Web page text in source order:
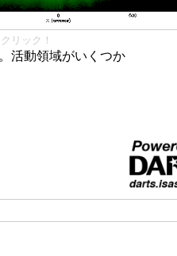
リック！
活動領域がいくつか